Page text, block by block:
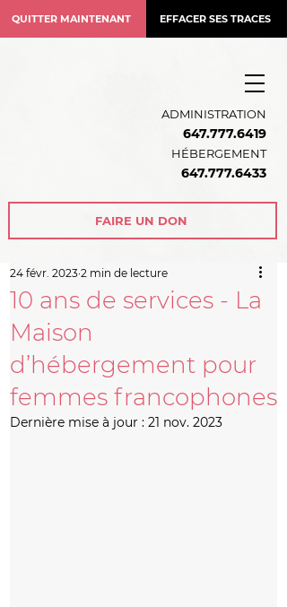
QUITTER MAINTENANT EFFACER SES TRACES
ADMINISTRATION
647.777.6419
HÉBERGEMENT
647.777.6433
FAIRE UN DON
10 ans de services - La
Maison
d’hébergement pour
femmes francophones
24 févr. 2023 2 min de lecture
Dernière mise à jour : 21 nov. 2023